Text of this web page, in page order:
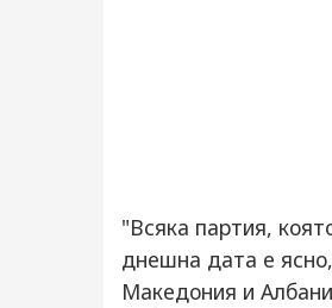
"Всяка партия,
днешна дата е
Македония и